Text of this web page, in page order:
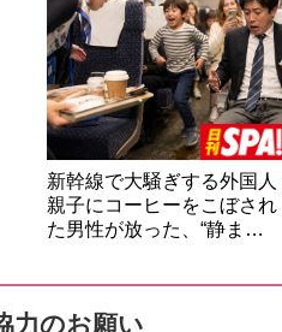
新幹線で大騒ぎする外国人
親子にコーヒーをこぼされ
た男性が放った、“静ま…